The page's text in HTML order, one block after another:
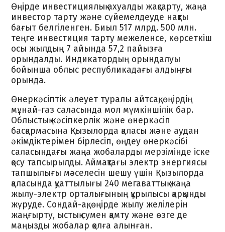
Өңірде инвестициялық ахуалды жақсарту, жаңа
инвестор тарту және сүйемелдеуде нақты
бағыт белгіленген. Биыл 517 млрд. 500 млн.
теңге инвестиция тарту межеленсе, көрсеткіш
осы жылдың 7 айында 57,2 пайызға
орындалды. Индикатордың орындалуы
бойынша облыс республикадағы алдыңғы
орында.
Өнеркәсіптік әлеует туралы айтсақ, өңірдің
мұнай-газ саласында мол мүмкіншілік бар.
Облыстық кәсіпкерлік және өнеркәсіп
басқармасына Қызылорда қаласы және аудан
әкімдіктерімен бірлесіп, өңдеу өнеркәсібі
саласындағы жаңа жобаларды мерзімінде іске
қосу тапсырылды. Аймақтағы электр энергиясы
тапшылығы мәселесін шешу үшін Қызылорда
қаласында қуаттылығы 240 мегаваттық жаңа
жылу-электр орталығының құрылысы қарқынды
жүруде. Сондай-ақ, өңірде жылу желілерін
жаңғырту, ыстық сумен қамту және өзге де
маңызды жобалар қолға алынған.